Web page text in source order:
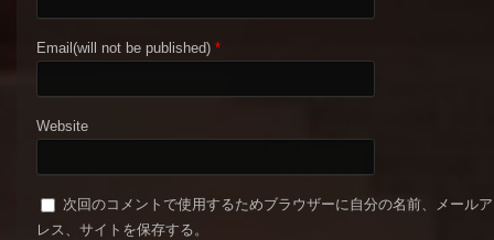
Email(will not be published) *
Website
次回のコメントで使用するためブラウザーに自分の名前、メール
レス、サイトを保存する。